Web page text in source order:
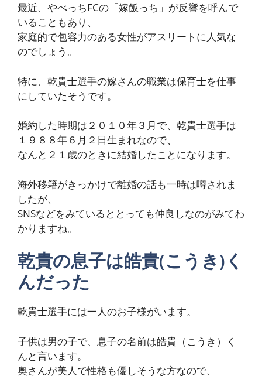
最近、やべっちFCの「嫁飯っち」が反響を呼んで
いることもあり、
家庭的で包容力のある女性がアスリートに人気な
のでしょう。
特に、乾貴士選手の嫁さんの職業は保育士を仕事
にしていたそうです。
婚約した時期は２０１０年３月で、乾貴士選手は
１９８８年６月２日生まれなので、
なんと２１歳のときに結婚したことになります。
海外移籍がきっかけで離婚の話も一時は噂されま
したが、
SNSなどをみているととっても仲良しなのがみてわ
かりますね。
乾貴の息子は皓貴(こうき)く
んだった
乾貴士選手には一人のお子様がいます。
子供は男の子で、息子の名前は皓貴（こうき）く
んと言います。
奥さんが美人で性格も優しそうな方なので、